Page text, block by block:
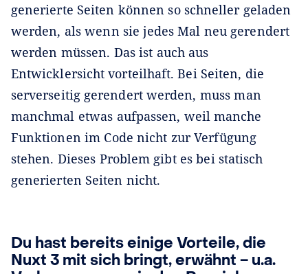
generierte Seiten können so schneller geladen
werden, als wenn sie jedes Mal neu gerendert
werden müssen. Das ist auch aus
Entwicklersicht vorteilhaft. Bei Seiten, die
serverseitig gerendert werden, muss man
manchmal etwas aufpassen, weil manche
Funktionen im Code nicht zur Verfügung
stehen. Dieses Problem gibt es bei statisch
generierten Seiten nicht.
Du hast bereits einige Vorteile, die
Nuxt 3 mit sich bringt, erwähnt ‒ u.a.